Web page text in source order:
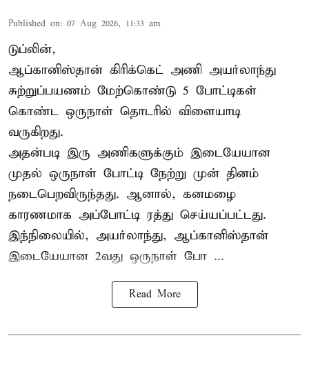
Published on: 07 Aug 2026, 11:33 am
டுப்லின்,
ஆப்கானிஸ்தான் கிரிக்கெட் அணி அயர்லாந்து
சுற்றுப்பயணம் மேற்கொண்டு 5 போட்டிகள்
கொண்ட ஒருநாள் தொடரில் விளையாடி
வருகிறது.
அதன்படி இரு அணிகளுக்கும் இடையேயான
முதல் ஒருநாள் போட்டி நேற்று முன் தினம்
நடைபெறவிருந்தது. ஆனால், கனமழை
காரணமாக அப்போட்டி ரத்து செய்யப்பட்டது.
இந்நிலையில், அயர்லாந்து, ஆப்கானிஸ்தான்
இடையேயான 2வது ஒருநாள் போ ...
Read More